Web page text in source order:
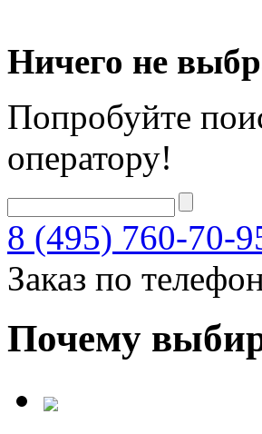
Ничего не
Попробуйте
оператору!
8 (495) 760-70-
Заказ по
Почему